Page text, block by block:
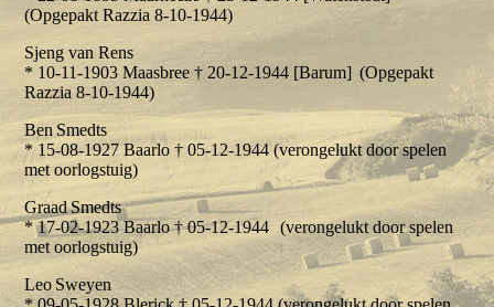
(Opgepakt Razzia 8-10-1944)
Sjeng van Rens
* 10-11-1903 Maasbree † 20-12-1944 [Barum] (Opgepakt
Razzia 8-10-1944)
Ben Smedts
* 15-08-1927 Baarlo † 05-12-1944 (verongelukt door spelen
met oorlogstuig)
Graad Smedts
* 17-02-1923 Baarlo † 05-12-1944 (verongelukt door spelen
met oorlogstuig)
Leo Sweyen